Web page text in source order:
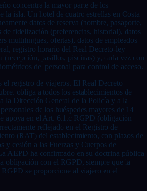
concentra la mayor parte de los
la isla. Un hotel de cuatro estrellas en Costa
datos de reserva (nombre, pasaporte,
de fidelización (preferencias, historial), datos
multilingües, ofertas), datos de empleados
registro horario del Real Decreto-ley
pasillos, piscinas) y, cada vez con
del personal para control de acceso.
el registro de viajeros. El Real Decreto
obliga a todos los establecimientos de
la Dirección General de la Policía y a la
de los huéspedes mayores de 14
apoya en el Art. 6.1.c RGPD (obligación
reflejado en el Registro de
(RAT) del establecimiento, con plazos de
y cesión a las Fuerzas y Cuerpos de
AEPD ha confirmado en su doctrina pública
obligación con el RGPD, siempre que la
se proporcione al viajero en el